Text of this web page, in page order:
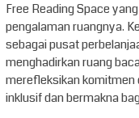
Free Reading Space
pengalaman ruangnya.
sebagai pusat
menghadirkan ruang
merefleksikan komitmen
inklusif dan bermakna